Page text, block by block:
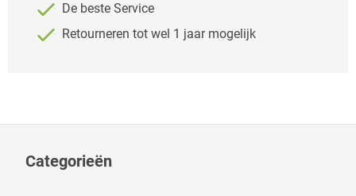
De beste Service
Retourneren tot wel 1 jaar mogelijk
Categorieën